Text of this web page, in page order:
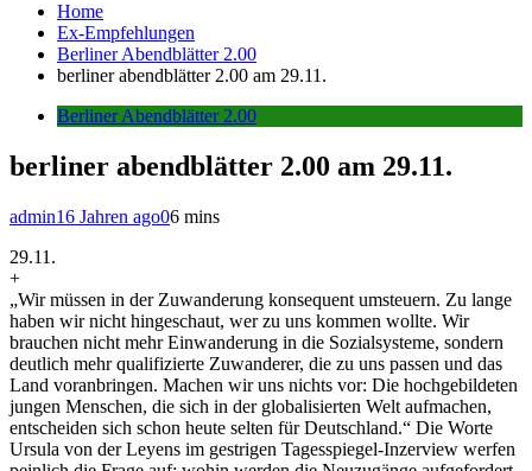
Home
Ex-Empfehlungen
Berliner Abendblätter 2.00
berliner abendblätter 2.00 am 29.11.
Berliner Abendblätter 2.00
berliner abendblätter 2.00 am 29.11.
admin16 Jahren ago06 mins
29.11.
+
„Wir müssen in der Zuwanderung konsequent umsteuern. Zu lange
haben wir nicht hingeschaut, wer zu uns kommen wollte. Wir
brauchen nicht mehr Einwanderung in die Sozialsysteme, sondern
deutlich mehr qualifizierte Zuwanderer, die zu uns passen und das
Land voranbringen. Machen wir uns nichts vor: Die hochgebildeten
jungen Menschen, die sich in der globalisierten Welt aufmachen,
entscheiden sich schon heute selten für Deutschland.“ Die Worte
Ursula von der Leyens im gestrigen Tagesspiegel-Inzerview werfen